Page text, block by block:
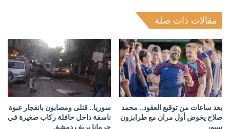
مقالات ذات صلة
بعد ساعات من توقيع العقود.. محمد
صلاح يخوض أول مران مع طرابزون
سبور
سوريا.. قتلى ومصابون بانفجار عبوة
ناسفة داخل حافلة ركاب صغيرة في
جرمانا بريف دمشق